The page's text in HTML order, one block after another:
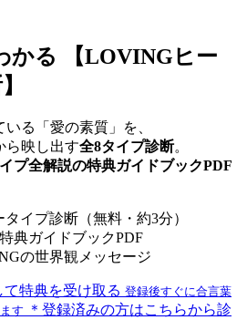
かる
【LOVINGヒー
る「愛の素質」を、
ら映し出す全8タイプ診断。
プ全解説の特典ガイドブックPDF
イプ診断（無料・約3分）
典ガイドブックPDF
の世界観メッセージ
特典を受け取る 登録後すぐに合言葉
す
＊登録済みの方はこちらから診